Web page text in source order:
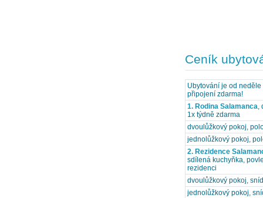
Ceník
Ubytování je od
připojení zdarma!
1. Rodina Salamanca,
1x týdně zdarma
dvoulůžkový pokoj,
jednolůžkový pokoj,
2. Rezidence
sdílená kuchyňka,
rezidenci
dvoulůžkový pokoj,
jednolůžkový pokoj,